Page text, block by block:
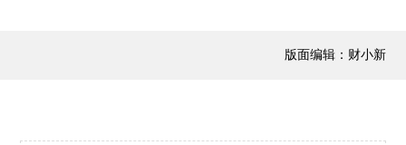
版面编辑：财小新